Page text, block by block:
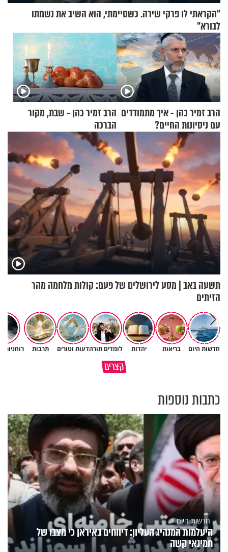
"הקראתי לו פרקי שירה. כשסיימתי, הוא השיב את נשמתו
לבורא"
הרב זמיר כהן - איך מתמודדים
עם ניסיונות החיים?
הרב זמיר כהן - שבת, מקור
הברכה
תשעה באב | מסע לירושלים של פעם: קולות מלחמה מהר
הזיתים
חדשות היום בריאות יהדות לומדים תורהדעות וטורים תרבות רוחניות
קצריםמדוע האמונה נמשלה למלח?
גם ׳הרע׳ זה הרחמים של בורא
כתבות נוספות
חדשות היום
היעלמות המנהיג העליון: דיווחים באיראן כי מצבו של
חמינאי קשה